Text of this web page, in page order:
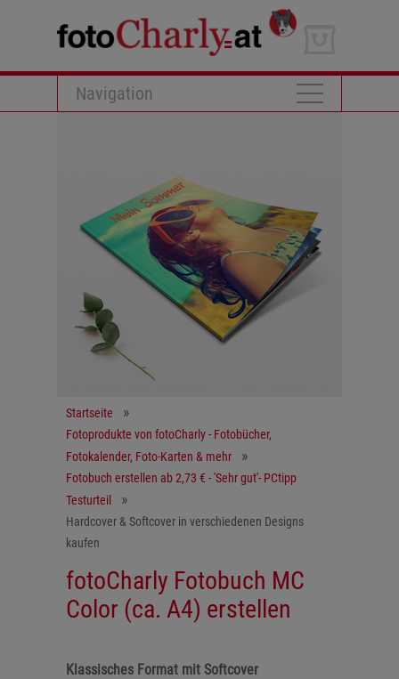
Navigation
Startseite
Fotoprodukte von fotoCharly - Fotobücher,
Fotokalender, Foto-Karten & mehr
Fotobuch erstellen ab 2,73 € - 'Sehr gut'- PCtipp
Testurteil
Hardcover & Softcover in verschiedenen Designs
kaufen
fotoCharly Fotobuch MC
Color (ca. A4) erstellen
Klassisches Format mit Softcover